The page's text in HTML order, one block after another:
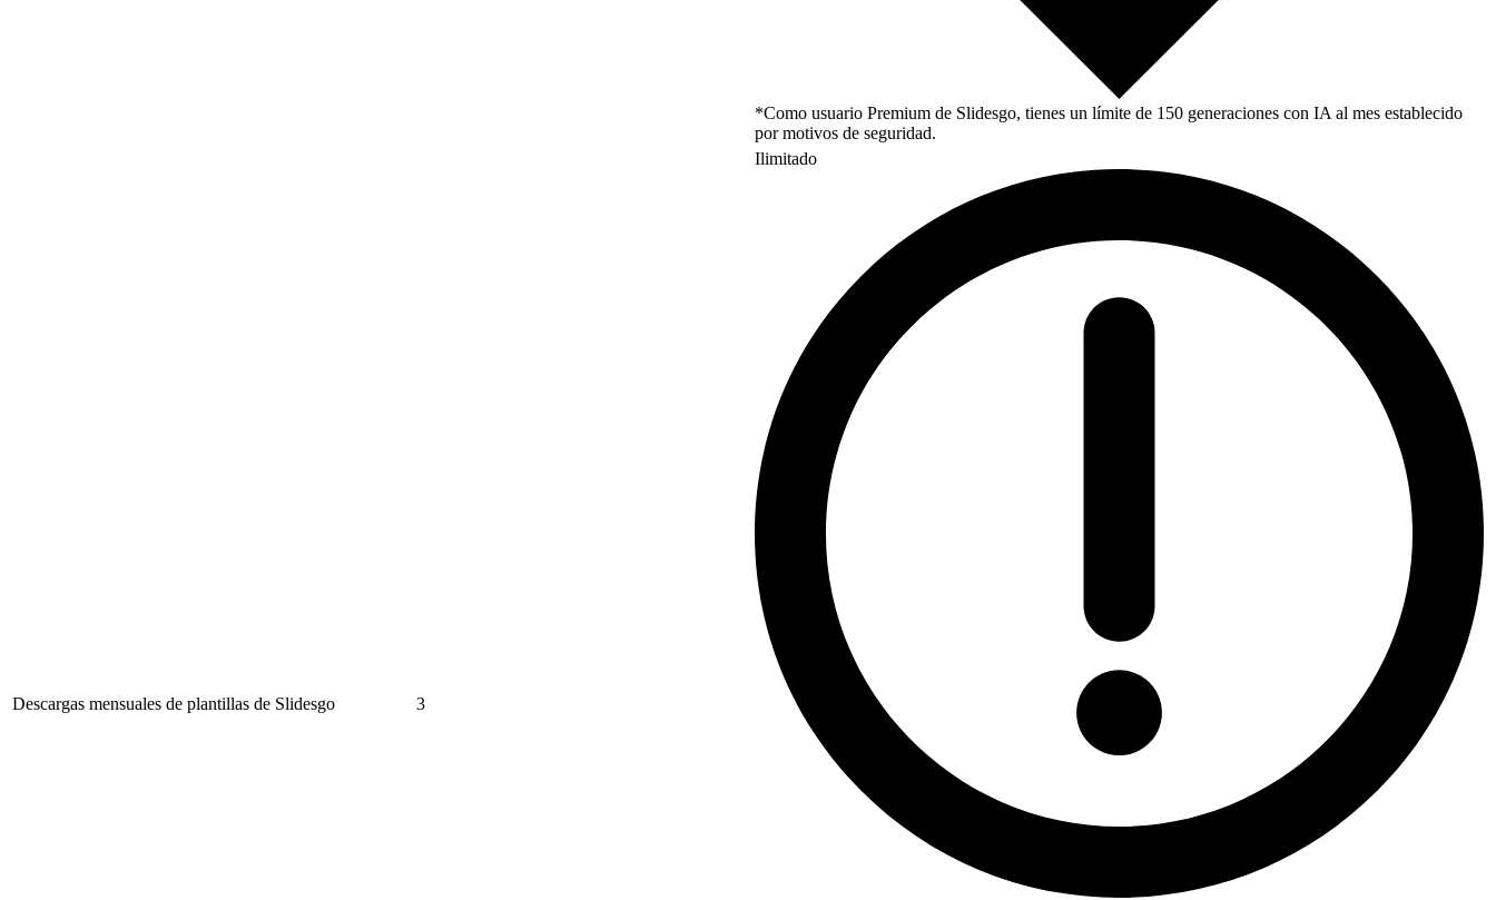
*Como usuario Premium de Slidesgo, tienes un límite de 150 generaciones con IA al mes establecido
por motivos de seguridad.
Descargas mensuales de plantillas de Slidesgo 3
Ilimitado